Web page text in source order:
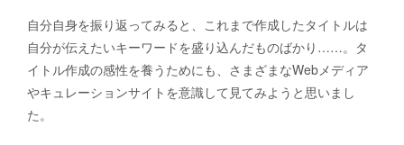
自分自身を振り返ってみると、これまで作成したタイトルは
自分が伝えたいキーワードを盛り込んだものばかり……。タ
イトル作成の感性を養うためにも、さまざまなWebメディア
やキュレーションサイトを意識して見てみようと思いまし
た。